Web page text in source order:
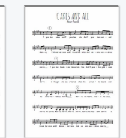
Cakes and ale
(Henry Purcell)